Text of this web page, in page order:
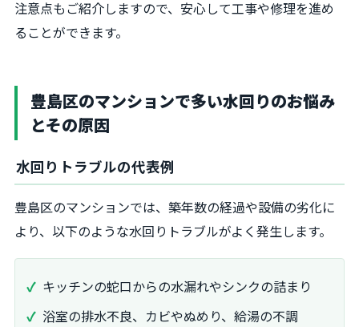
注意点もご紹介しますので、安心して工事や修理を進め
ることができます。
豊島区のマンションで多い水回りのお悩み
とその原因
水回りトラブルの代表例
豊島区のマンションでは、築年数の経過や設備の劣化に
より、以下のような水回りトラブルがよく発生します。
キッチンの蛇口からの水漏れやシンクの詰まり
浴室の排水不良、カビやぬめり、給湯の不調